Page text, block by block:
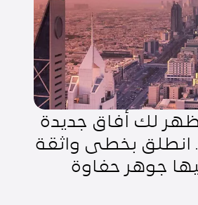
لك أفاق جديدة
انطلق بخطى واثقة
جوهر حفاوة